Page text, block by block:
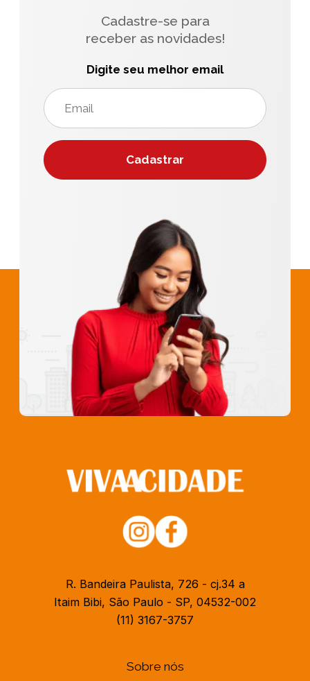
Cadastre-se para
receber as novidades!
Digite seu melhor email
R. Bandeira Paulista, 726 - cj.34 a
Itaim Bibi, São Paulo - SP, 04532-002
(11) 3167-3757
Sobre nós